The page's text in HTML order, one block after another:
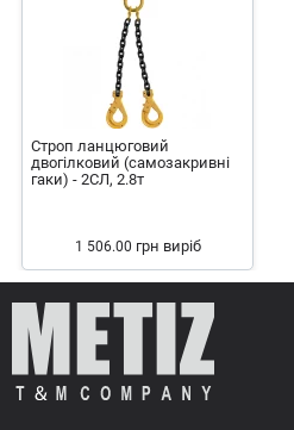
Строп ланцюговий
двогілковий (самозакривні
гаки) - 2СЛ, 2.8т
1 506.00 грн виріб